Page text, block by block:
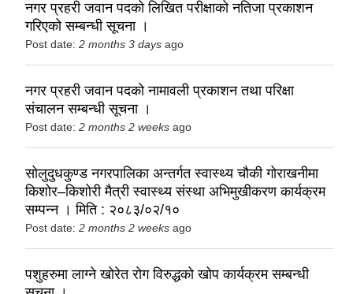
नगर प्रहरी जवान पदको लिखित परीक्षाको नतिजा प्रकाशन
गरिएको सम्बन्धी सूचना ।
Post date: 2 months 3 days ago
नगर प्रहरी जवान पदको नामावली प्रकाशन तथा परिक्षा
संचालन सम्बन्धी सूचना ।
Post date: 2 months 2 weeks ago
सोलुदुधकुण्ड नगरपालिका अन्तर्गत स्वास्थ्य चौकी गोराखनीमा
किशोर–किशोरी मैत्री स्वास्थ्य संस्था अभिमुखीकरण कार्यक्रम
सम्पन्न । मिति : २०८३/०२/१०
Post date: 2 months 2 weeks ago
पशुहरुमा लाग्ने खोरेत रोग विरुद्धको खोप कार्यक्रम सम्बन्धी